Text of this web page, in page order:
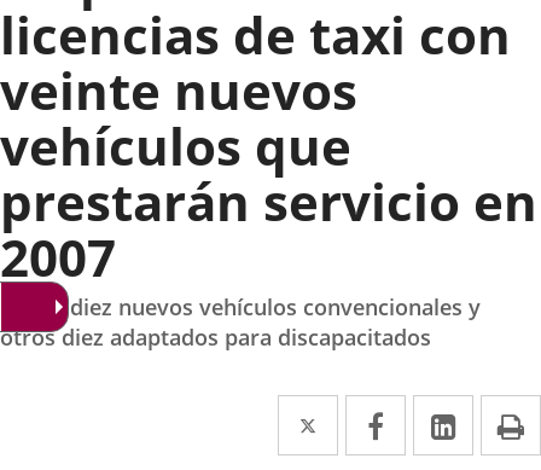
licencias de taxi con
veinte nuevos
vehículos que
prestarán servicio en
2007
Habrá diez nuevos vehículos convencionales y
otros diez adaptados para discapacitados
Twitter
Enlace
a
Facebook
Enlace
a
Enlace
a